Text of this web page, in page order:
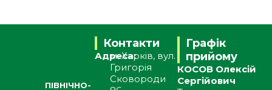
ПІВНІЧНО-
Контакти
Адреса:
м. Харків, вул.
Григорія
Сковороди
Графік
прийому
КОСОВ Олексій
Сергійович